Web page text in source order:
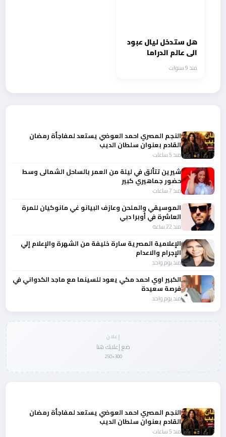
هل ستدخل ليال عبود
الى عالم الدراما
السورية ؟منذ 9 سنوات
النجم المصري احمد العوضي يستعد لمفاجأة رمضان
القادم بعنوان سلطان الديب
منذ 5 ساعات
شيرين تتألق في ليلة من العمر بالساحل الشمالى وسط
حضور جماهيري كبير
منذ 7 ساعات
الموسيقي والملحن وعازف البيانو غي مانوكيان للمرة
العاشرة في أوبرا دبي
منذ 22 ساعة
الإعلامية المصرية سارة خليفة من الشهرة والإعلام إلي
الإجرام والاعدام
منذ يوم واحد
الكبير اوي احمد مكي يعود للسينما مع ماجد الكدواني في
فرصة سعيدة
منذ يوم واحد
إعلان
ضع إعلانك هنا
300×250
النجم المصري احمد العوضي يستعد لمفاجأة رمضان
القادم بعنوان سلطان الديب
منذ 5 ساعات